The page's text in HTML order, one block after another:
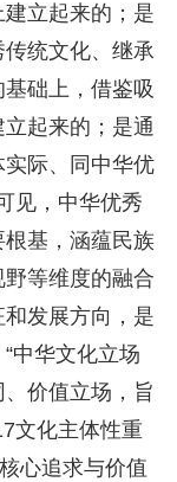
立起来的；是
统文化、继承
础上，借鉴吸
起来的；是通
际、同中华优
见，中华优秀
基，涵蕴民族
等维度的融合
发展方向，是
中华文化立场
价值立场，旨
文化主体性重
心追求与价值